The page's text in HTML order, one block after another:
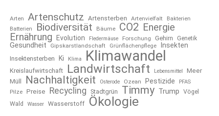
Arten Artenschutz Artensterben Artenvielfalt
Bakterien
Batterien
Biodiversität Bäume CO2 Energie
Ernährung Evolution Fledermäuse Forschung Gehirn Genetik
Gesundheit Gipskarstlandschaft Grünflächenpflege Insekten
Insektensterben Ki Klima Klimawandel
Kreislaufwirtschaft Landwirtschaft Lebensmittel
Meer
Müll
Nachhaltigkeit Osterode Ozean Pestizide PFAS
Pilze Preise Recycling Stadtgrün Timmy Trump
Vögel
Wald
Wasser Wasserstoff Ökologie